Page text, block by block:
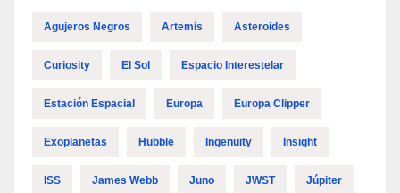
Agujeros Negros Artemis Asteroides
Curiosity El Sol Espacio Interestelar
Estación Espacial Europa Europa Clipper
Exoplanetas Hubble Ingenuity Insight
ISS James Webb Juno JWST Júpiter